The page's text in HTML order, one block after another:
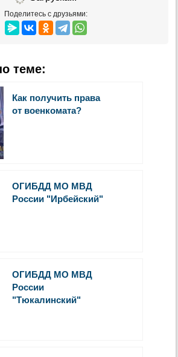
Поделитесь с друзьями:
теме:
Как получить права
от военкомата?
ОГИБДД МО МВД
России "Ирбейский"
ОГИБДД МО МВД
России
"Тюкалинский"